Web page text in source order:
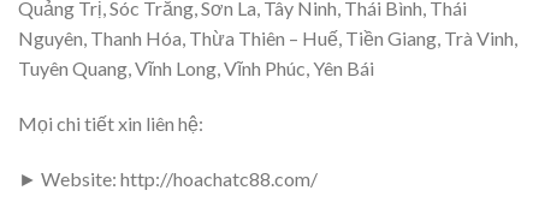
Quảng Trị, Sóc Trăng, Sơn La, Tây Ninh, Thái Bình, Thái
Nguyên, Thanh Hóa, Thừa Thiên – Huế, Tiền Giang, Trà Vinh,
Tuyên Quang, Vĩnh Long, Vĩnh Phúc, Yên Bái
Mọi chi tiết xin liên hệ:
► Website: http://hoachatc88.com/